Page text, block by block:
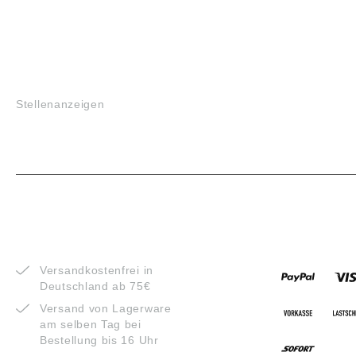
Stellenanzeigen
Versandkostenfrei in
Deutschland ab 75€
Versand von Lagerware
am selben Tag bei
Bestellung bis 16 Uhr